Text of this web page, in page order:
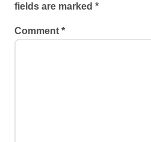
fields are marked *
Comment *